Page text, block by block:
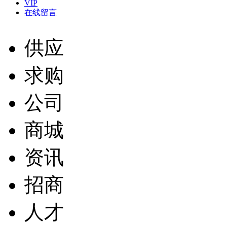
VIP
在线留言
供应
求购
公司
商城
资讯
招商
人才